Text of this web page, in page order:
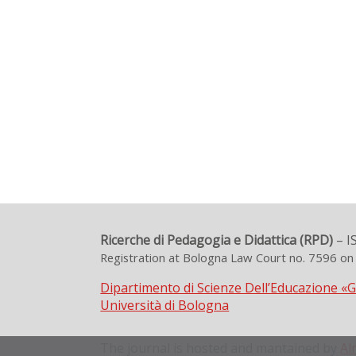
Ricerche di Pedagogia e Didattica (RPD) –
Registration at Bologna Law Court no. 7596
Dipartimento di Scienze Dell’Educazione
Università di Bologna